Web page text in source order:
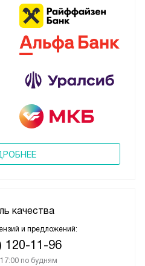
качества
и предложений:
120-11-96
по будням